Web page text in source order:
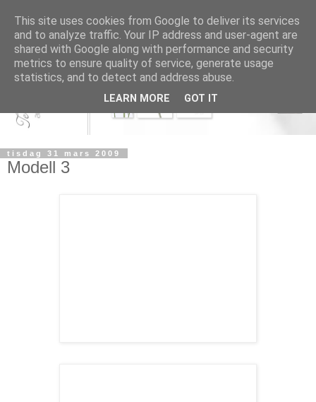
tisdag 31 mars 2009
Modell 3
This site uses cookies from Google to deliver its services
and to analyze traffic. Your IP address and user-agent are
shared with Google along with performance and security
metrics to ensure quality of service, generate usage
statistics, and to detect and address abuse.
LEARN MORE GOT IT